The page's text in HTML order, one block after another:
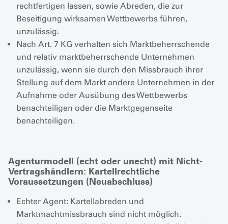
rechtfertigen lassen, sowie Abreden, die zur
Beseitigung wirksamen Wettbewerbs führen,
unzulässig.
Nach Art. 7 KG verhalten sich Marktbeherrschende
und relativ marktbeherrschende Unternehmen
unzulässig, wenn sie durch den Missbrauch ihrer
Stellung auf dem Markt andere Unternehmen in der
Aufnahme oder Ausübung des Wettbewerbs
benachteiligen oder die Marktgegenseite
benachteiligen.
Agenturmodell (echt oder unecht) mit Nicht-
Vertragshändlern: Kartellrechtliche
Voraussetzungen (Neuabschluss)
Echter Agent: Kartellabreden und
Marktmachtmissbrauch sind nicht möglich.